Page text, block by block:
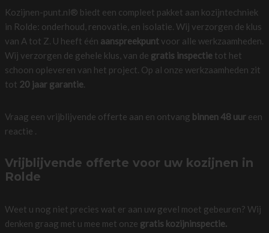
Kozijnen-punt.nl® biedt een compleet pakket aan kozijntechniek
in Rolde: onderhoud, renovatie, en isolatie. Wij verzorgen de klus
van A tot Z. U heeft één aanspreekpuntvoor alle werkzaamheden.
Wij verzorgen de gehele klus, van de gratis inspectietot het
schoon opleveren van het project. Op al onze werkzaamheden zit
tot 20 jaar garantie.
Vraag een vrijblijvende offerte aan en ontvang binnen 48 uureen
reactie .
Vrijblijvende offerte voor uw kozijnen in
Rolde
Weet u nog niet precies wat er aan uw gevel moet gebeuren? Wij
denken graag met u mee met onze gratis kozijninspectie.